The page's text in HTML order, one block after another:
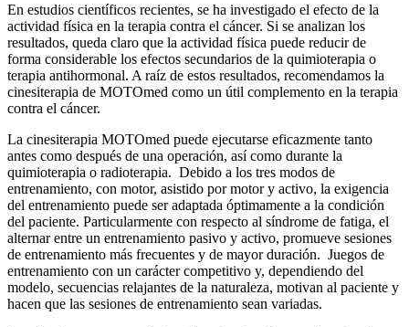
En estudios científicos recientes, se ha investigado el efecto de la
actividad física en la terapia contra el cáncer. Si se analizan los
resultados, queda claro que la actividad física puede reducir de
forma considerable los efectos secundarios de la quimioterapia o
terapia antihormonal. A raíz de estos resultados, recomendamos la
cinesiterapia de MOTOmed como un útil complemento en la terapia
contra el cáncer.
La cinesiterapia MOTOmed puede ejecutarse eficazmente tanto
antes como después de una operación, así como durante la
quimioterapia o radioterapia. Debido a los tres modos de
entrenamiento, con motor, asistido por motor y activo, la exigencia
del entrenamiento puede ser adaptada óptimamente a la condición
del paciente. Particularmente con respecto al síndrome de fatiga, el
alternar entre un entrenamiento pasivo y activo, promueve sesiones
de entrenamiento más frecuentes y de mayor duración. Juegos de
entrenamiento con un carácter competitivo y, dependiendo del
modelo, secuencias relajantes de la naturaleza, motivan al paciente y
hacen que las sesiones de entrenamiento sean variadas.